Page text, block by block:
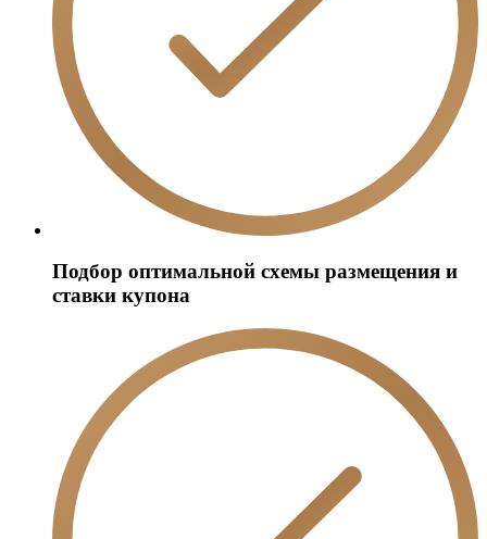
Подбор оптимальной схемы размещения и
ставки купона